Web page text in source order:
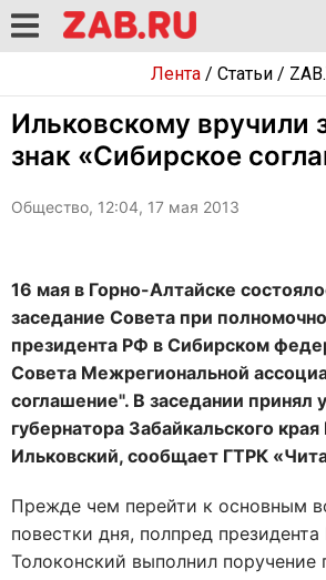
Лента/ Статьи/
Ильковскому вручили
знак «Сибирское
Общество, 12:04, 17 мая 2013
16 мая в Горно-Алтайске
заседание Совета при
президента РФ в Сибирском
Совета Межрегиональной
соглашение". В заседании принял
губернатора Забайкальского края
Ильковский, сообщает ГТРК
Прежде чем перейти к основным
повестки дня, полпред
Толоконский выполнил поручение